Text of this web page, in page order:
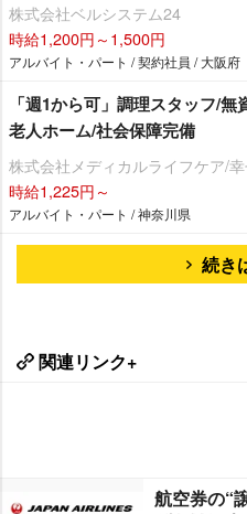
株式会社ベルシステム24
時給1,200円～1,500円
アルバイト・パート / 契約社員 / 大阪府
「週1から可」調理スタッフ/
老人ホーム/社会保障完備
株式会社メディカルライフケア/
時給1,225円～
アルバイト・パート / 神奈川県
続き
関連リンク+
航空券の“